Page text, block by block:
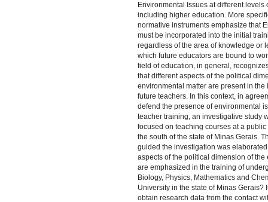
Environmental Issues at different levels
including higher education. More
normative instruments emphasize that
must be incorporated into the initial
regardless of the area of knowledge or
which future educators are bound to
field of education, in general,
that different aspects of the political
environmental matter are present in the
future teachers. In this context, in
defend the presence of environmental
teacher training, an investigative study
focused on teaching courses at a
the south of the state of Minas Gerais.
guided the investigation was
aspects of the political dimension of the
are emphasized in the training of
Biology, Physics, Mathematics and
University in the state of Minas Gerais?
obtain research data from the contact